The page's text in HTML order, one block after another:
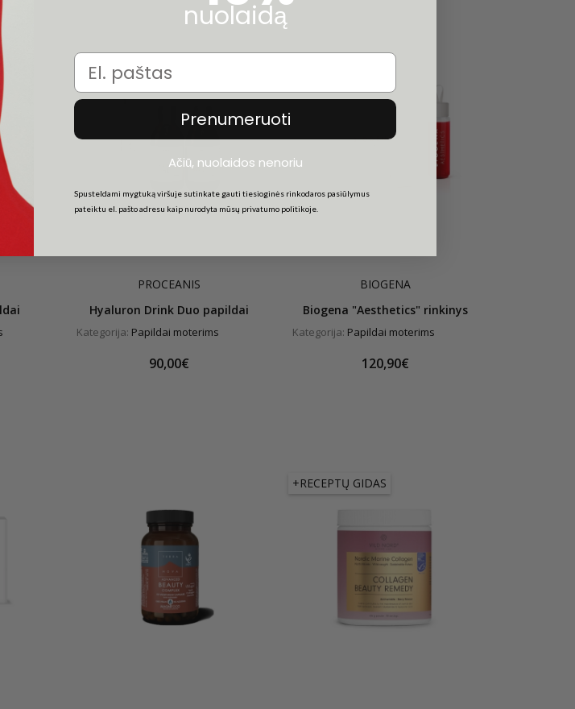
PROCEANIS
Hyaluron Drink Duo papildai
Kategorija: Papildai moterims
90,00€
BIOGENA
Biogena "Aesthetics" rinkinys
Kategorija: Papildai moterims
120,90€
+RECEPTŲ GIDAS
nuolaidą
Email
Prenumeruoti
Ačiū, nuolaidos nenoriu
Spusteldami mygtuką viršuje sutinkate gauti tiesioginės rinkodaros pasiūlymus
pateiktu el. pašto adresu kaip nurodyta mūsų privatumo politikoje.